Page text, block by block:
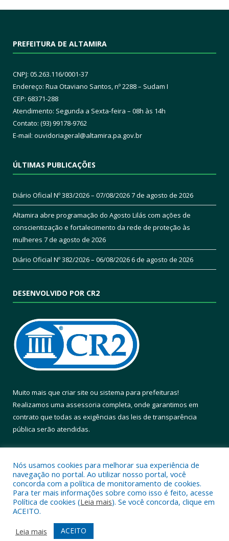
PREFEITURA DE ALTAMIRA
CNPJ: 05.263.116/0001-37
Endereço: Rua Otaviano Santos, nº 2288 – Sudam I
CEP: 68371-288
Atendimento: Segunda a Sexta-feira – 08h às 14h
Contato: (93) 99178-9762
E-mail: ouvidoriageral@altamira.pa.gov.br
ÚLTIMAS PUBLICAÇÕES
Diário Oficial Nº 383/2026 – 07/08/20267 de agosto de 2026
Altamira abre programação do Agosto Lilás com ações de
conscientização e fortalecimento da rede de proteção às
mulheres 7 de agosto de 2026
Diário Oficial Nº 382/2026 – 06/08/20266 de agosto de 2026
DESENVOLVIDO POR CR2
Muito mais que criar site ou sistema para prefeituras!
Realizamos uma assessoria completa, onde garantimos em
contrato que todas as exigências das leis de transparência
pública serão atendidas.
Todos os direitos reservados a Prefeitura Municipal de Altamira.
Mapa do Site
Acessar Área Administrativa
Nós usamos cookies para melhorar sua experiência de
navegação no portal. Ao utilizar nosso portal, você
concorda com a política de monitoramento de cookies.
Para ter mais informações sobre como isso é feito, acesse
Política de cookies (Leia mais). Se você concorda, clique em
ACEITO.
Leia mais
ACEITO